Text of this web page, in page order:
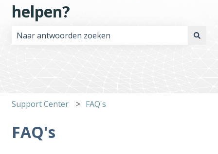
helpen?
Support Center FAQ's
FAQ's